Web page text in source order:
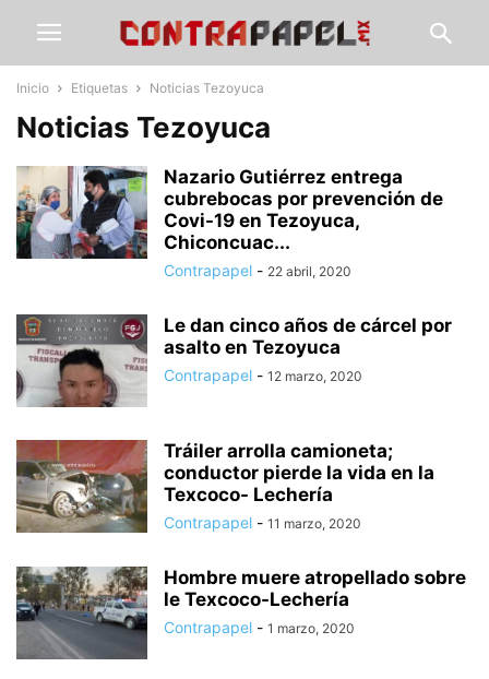
Inicio Etiquetas Noticias Tezoyuca
Noticias Tezoyuca
Nazario Gutiérrez entrega
cubrebocas por prevención de
Covi-19 en Tezoyuca,
Chiconcuac...
Contrapapel - 22 abril, 2020
Le dan cinco años de cárcel por
asalto en Tezoyuca
Contrapapel - 12 marzo, 2020
Tráiler arrolla camioneta;
conductor pierde la vida en la
Texcoco- Lechería
Contrapapel - 11 marzo, 2020
Hombre muere atropellado sobre
le Texcoco-Lechería
Contrapapel - 1 marzo, 2020